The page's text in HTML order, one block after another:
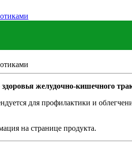
желудочно-кишечного
для профилактики и
на странице продукта.